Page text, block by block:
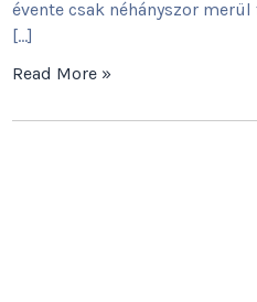
évente csak néhányszor
[…]
Read More »